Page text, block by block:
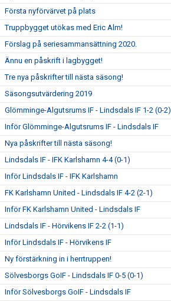
Första nyförvärvet på plats
Truppbygget utökas med Eric Alm!
Förslag på seriesammansättning 2020.
Ännu en påskrift i lagbygget!
Tre nya påskrifter till nästa säsong!
Säsongsutvärdering 2019
Glömminge-Algutsrums IF - Lindsdals IF 1-2 (0-2)
Inför Glömminge-Algutsrums IF - Lindsdals IF
Nya påskrifter till nästa säsong!
Lindsdals IF - IFK Karlshamn 4-4 (0-1)
Inför Lindsdals IF - IFK Karlshamn
FK Karlshamn United - Lindsdals IF 4-2 (2-1)
Inför FK Karlshamn United - Lindsdals IF
Lindsdals IF - Hörvikens IF 2-2 (1-1)
Inför Lindsdals IF - Hörvikens IF
Ny förstärkning in i herrtruppen!
Sölvesborgs GoIF - Lindsdals IF 0-5 (0-1)
Inför Sölvesborgs GoIF - Lindsdals IF